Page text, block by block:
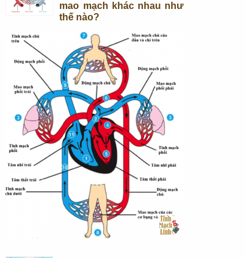
mao mạch khác nhau như
thế nào?